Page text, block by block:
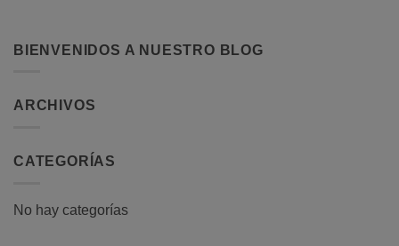
BIENVENIDOS A NUESTRO BLOG
ARCHIVOS
CATEGORÍAS
No hay categorías